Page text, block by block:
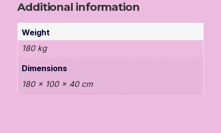
Additional information
Weight
180 kg
Dimensions
180 × 100 × 40 cm